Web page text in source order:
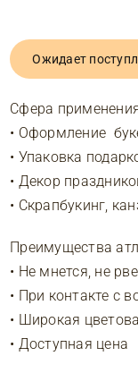
Ожидает
Сфера
• Оформление
• Упаковка
• Декор
• Скрапбукинг,
Преимущества
• Не мнется, не
• При контакте с
• Широкая
• Доступная цена